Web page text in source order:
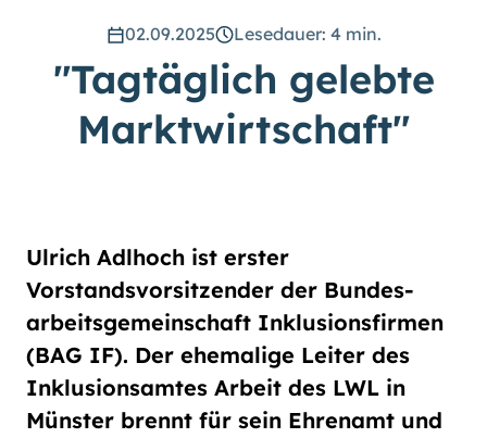
vergrößern. (Einfach bei
Schriftgröße das Feld
groß
anwählen.)
Übrigens: Unsere Videos sind mit
Untertiteln versehen.
Gebärdensprache (DGS)
Animationen
an
aus
02.09.2025 Lesedauer: 4 min.
"Tagtäglich gelebte
Marktwirtschaft"
Ulrich Adlhoch ist erster
Vorstandsvorsitzender der Bundes­
arbeits­­ge­mein­schaft Inklusions­­firmen
(BAG IF). Der ehemalige Leiter des
Inklusions­amtes Arbeit des LWL in
Münster brennt für sein Ehren­amt und